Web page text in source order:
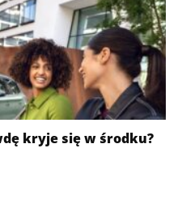
kryje się w środku?